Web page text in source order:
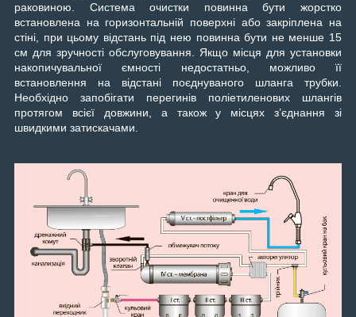
раковиною. Система очистки повинна бути жорстко
встановлена на горизонтальній поверхні або закріплена на
стіні, при цьому відстань під нею повинна бути не менше 15
см для зручності обслуговування. Якщо місця для установки
накопичувальної ємності недостатньо, можливо її
встановлення на відстані поєднуваного шланга трубки.
Необхідно запобігати перегинів поліетиленових шлангів
протягом всієї довжини, а також у місцях з’єднання зі
швидкими затискачами.